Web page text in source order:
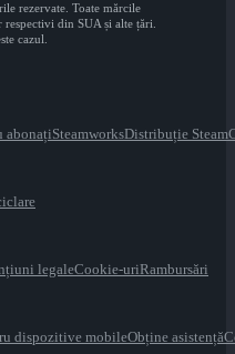
rezervate. Toate mărcile
din SUA și alte țări.
cazul.
abonațiSteamworksDistribuție Steam
legaleCookie-uriRambursări
dispozitive mobileObține asistență